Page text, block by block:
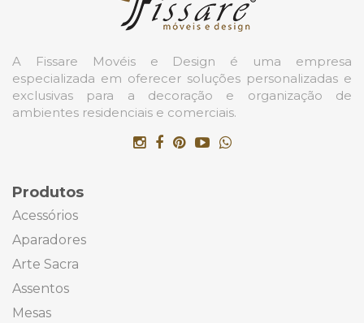
A Fissare Movéis e Design é uma empresa
especializada em oferecer soluções personalizadas e
exclusivas para a decoração e organização de
ambientes residenciais e comerciais.
Produtos
Acessórios
Aparadores
Arte Sacra
Assentos
Mesas